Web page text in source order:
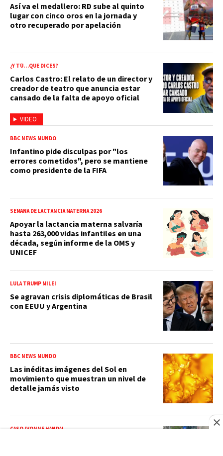
Así va el medallero: RD sube al quinto
lugar con cinco oros en la jornada y
otro recuperado por apelación
VIDEO
¿Y TÚ…QUE DICES?
Carlos Castro: El relato de un director y
creador de teatro que anuncia estar
cansado de la falta de apoyo oficial
BBC NEWS MUNDO
Infantino pide disculpas por "los
errores cometidos", pero se mantiene
como presidente de la FIFA
SEMANA DE LACTANCIA MATERNA 2026
Apoyar la lactancia materna salvaría
hasta 263,000 vidas infantiles en una
década, según informe de la OMS y
UNICEF
LULA TRUMP MILEI
Se agravan crisis diplomáticas de Brasil
con EEUU y Argentina
BBC NEWS MUNDO
Las inéditas imágenes del Sol en
movimiento que muestran un nivel de
detalle jamás visto
CASO IVONNE HANDAL